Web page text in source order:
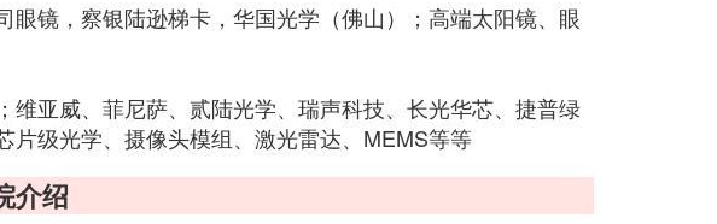
眼镜，察银陆逊梯卡，华国光学（佛山）；高端太阳镜、眼
维亚威、菲尼萨、贰陆光学、瑞声科技、长光华芯、捷普绿
片级光学、摄像头模组、激光雷达、MEMS等等
介绍